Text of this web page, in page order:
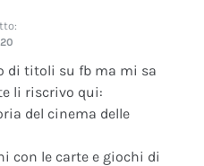
di titoli su fb ma mi sa
li riscrivo qui:
del cinema delle
con le carte e giochi di